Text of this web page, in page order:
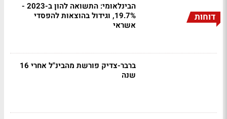
דוחות
הבינלאומי: התשואה להון ב-2023 -
19.7%, וגידול בהוצאות להפסדי
אשראי
ברבר-צדיק פורשת מהבינ"ל אחרי 16
שנה